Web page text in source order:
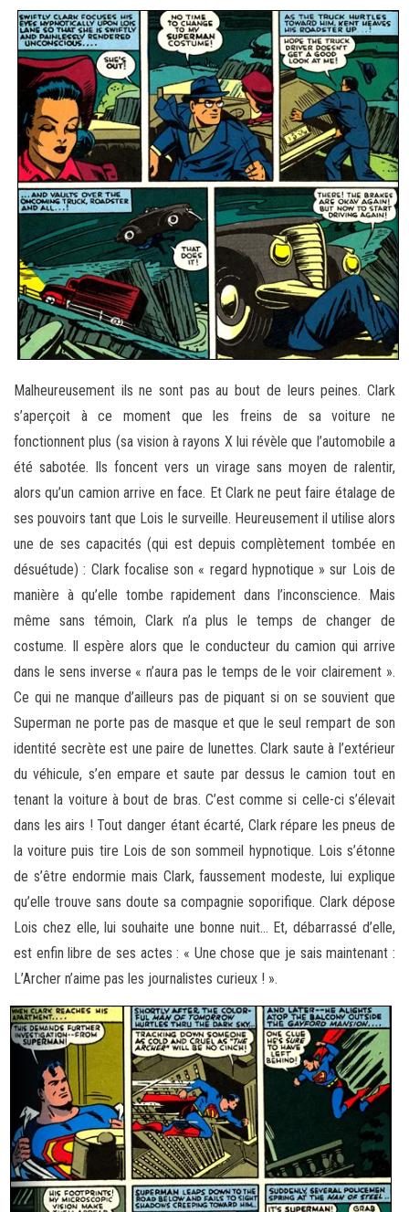
Malheureusement ils ne sont pas au bout de leurs peines. Clark
s’aperçoit à ce moment que les freins de sa voiture ne
fonctionnent plus (sa vision à rayons X lui révèle que l’automobile a
été sabotée. Ils foncent vers un virage sans moyen de ralentir,
alors qu’un camion arrive en face. Et Clark ne peut faire étalage de
ses pouvoirs tant que Lois le surveille. Heureusement il utilise alors
une de ses capacités (qui est depuis complètement tombée en
désuétude) : Clark focalise son « regard hypnotique » sur Lois de
manière à qu’elle tombe rapidement dans l’inconscience. Mais
même sans témoin, Clark n’a plus le temps de changer de
costume. Il espère alors que le conducteur du camion qui arrive
dans le sens inverse « n’aura pas le temps de le voir clairement ».
Ce qui ne manque d’ailleurs pas de piquant si on se souvient que
Superman ne porte pas de masque et que le seul rempart de son
identité secrète est une paire de lunettes. Clark saute à l’extérieur
du véhicule, s’en empare et saute par dessus le camion tout en
tenant la voiture à bout de bras. C’est comme si celle-ci s’élevait
dans les airs ! Tout danger étant écarté, Clark répare les pneus de
la voiture puis tire Lois de son sommeil hypnotique. Lois s’étonne
de s’être endormie mais Clark, faussement modeste, lui explique
qu’elle trouve sans doute sa compagnie soporifique. Clark dépose
Lois chez elle, lui souhaite une bonne nuit… Et, débarrassé d’elle,
est enfin libre de ses actes : « Une chose que je sais maintenant :
L’Archer n’aime pas les journalistes curieux ! ».